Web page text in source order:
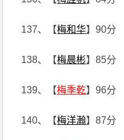
137、【梅和华】90分
138、【梅晨彬】85分
139、【梅季乾】96分
140、【梅洋瀚】87分